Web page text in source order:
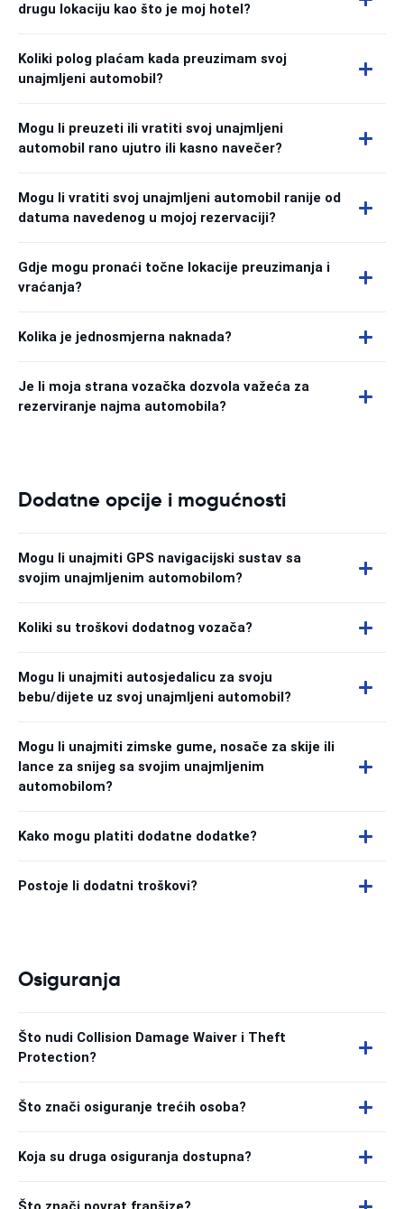
drugu lokaciju kao što je moj hotel?
Koliki polog plaćam kada preuzimam svoj
unajmljeni automobil?
Mogu li preuzeti ili vratiti svoj unajmljeni
automobil rano ujutro ili kasno navečer?
Mogu li vratiti svoj unajmljeni automobil ranije od
datuma navedenog u mojoj rezervaciji?
Gdje mogu pronaći točne lokacije preuzimanja i
vraćanja?
Kolika je jednosmjerna naknada?
Je li moja strana vozačka dozvola važeća za
rezerviranje najma automobila?
Dodatne opcije i mogućnosti
Mogu li unajmiti GPS navigacijski sustav sa
svojim unajmljenim automobilom?
Koliki su troškovi dodatnog vozača?
Mogu li unajmiti autosjedalicu za svoju
bebu/dijete uz svoj unajmljeni automobil?
Mogu li unajmiti zimske gume, nosače za skije ili
lance za snijeg sa svojim unajmljenim
automobilom?
Kako mogu platiti dodatne dodatke?
Postoje li dodatni troškovi?
Osiguranja
Što nudi Collision Damage Waiver i Theft
Protection?
Što znači osiguranje trećih osoba?
Koja su druga osiguranja dostupna?